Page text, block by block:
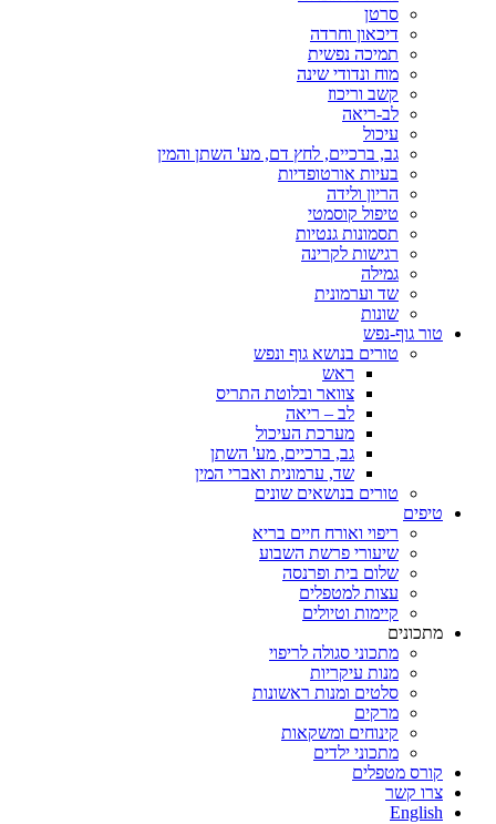
סרטן
דיכאון וחרדה
תמיכה נפשית
מוח ונדודי שינה
קשב וריכוז
לב-ריאה
עיכול
גב, ברכיים, לחץ דם, מע' השתן והמין
בעיות אורטופדיות
הריון ולידה
טיפול קוסמטי
תסמונות גנטיות
רגישות לקרינה
גמילה
שד וערמונית
שונות
טור גוף-נפש
טורים בנושא גוף ונפש
ראש
צוואר ובלוטת התריס
לב – ריאה
מערכת העיכול
גב, ברכיים, מע' השתן
שד, ערמונית ואברי המין
טורים בנושאים שונים
טיפים
ריפוי ואורח חיים בריא
שיעורי פרשת השבוע
שלום בית ופרנסה
עצות למטפלים
קיימות וטיולים
מתכונים
מתכוני סגולה לריפוי
מנות עיקריות
סלטים ומנות ראשונות
מרקים
קינוחים ומשקאות
מתכוני ילדים
קורס מטפלים
צרו קשר
English